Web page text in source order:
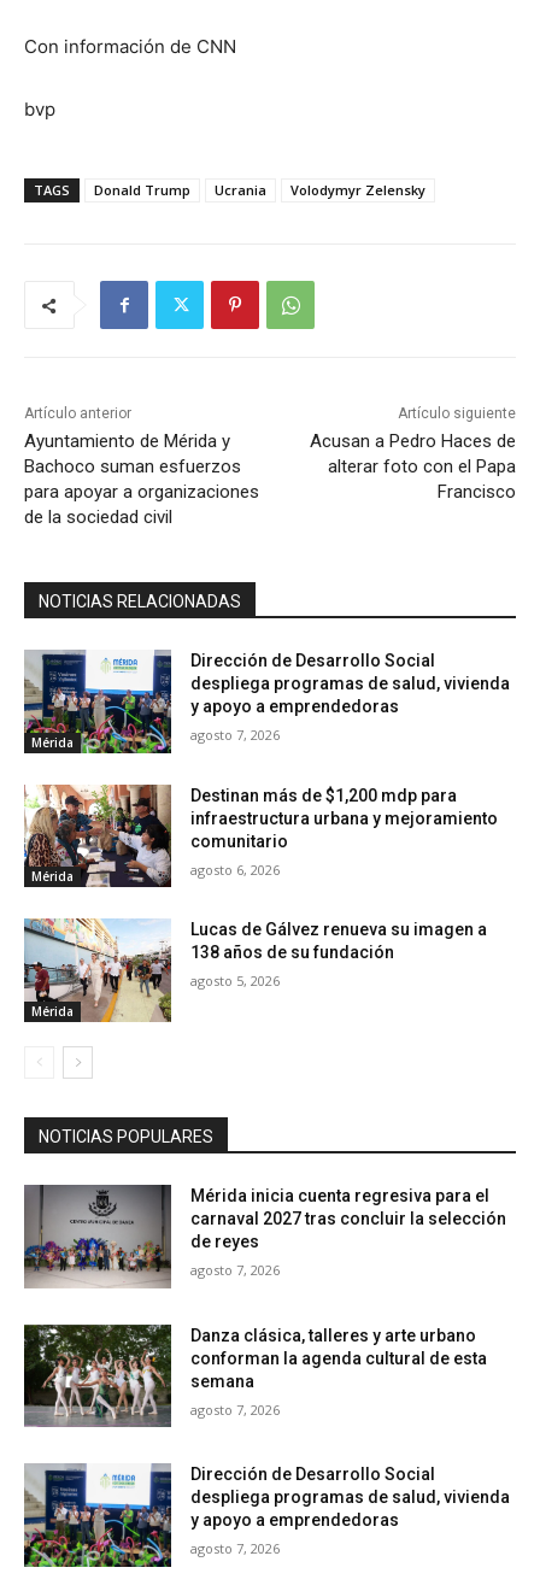
Con información de CNN
bvp
TAGS Donald Trump Ucrania Volodymyr Zelensky
Artículo anterior
Ayuntamiento de Mérida y
Bachoco suman esfuerzos
para apoyar a organizaciones
de la sociedad civil
Artículo siguiente
Acusan a Pedro Haces de
alterar foto con el Papa
Francisco
NOTICIAS RELACIONADAS
Mérida
Dirección de Desarrollo Social
despliega programas de salud, vivienda
y apoyo a emprendedoras
agosto 7, 2026
Mérida
Destinan más de $1,200 mdp para
infraestructura urbana y mejoramiento
comunitario
agosto 6, 2026
Mérida
Lucas de Gálvez renueva su imagen a
138 años de su fundación
agosto 5, 2026
NOTICIAS POPULARES
Mérida inicia cuenta regresiva para el
carnaval 2027 tras concluir la selección
de reyes
agosto 7, 2026
Danza clásica, talleres y arte urbano
conforman la agenda cultural de esta
semana
agosto 7, 2026
Dirección de Desarrollo Social
despliega programas de salud, vivienda
y apoyo a emprendedoras
agosto 7, 2026